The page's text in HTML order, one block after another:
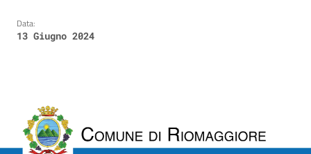
Data:
13 Giugno 2024